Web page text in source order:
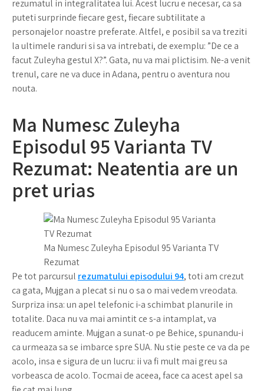
rezumatul in integralitatea lui. Acest lucru e necesar, ca sa
puteti surprinde fiecare gest, fiecare subtilitate a
personajelor noastre preferate. Altfel, e posibil sa va treziti
la ultimele randuri si sa va intrebati, de exemplu: ”De ce a
facut Zuleyha gestul X?”. Gata, nu va mai plictisim. Ne-a venit
trenul, care ne va duce in Adana, pentru o aventura nou
nouta.
Ma Numesc Zuleyha
Episodul 95 Varianta TV
Rezumat: Neatentia are un
pret urias
Ma Numesc Zuleyha Episodul 95 Varianta TV
Rezumat
Pe tot parcursul rezumatului episodului 94, toti am crezut
ca gata, Mujgan a plecat si nu o sa o mai vedem vreodata.
Surpriza insa: un apel telefonic i-a schimbat planurile in
totalite. Daca nu va mai amintit ce s-a intamplat, va
readucem aminte. Mujgan a sunat-o pe Behice, spunandu-i
ca urmeaza sa se imbarce spre SUA. Nu stie peste ce va da pe
acolo, insa e sigura de un lucru: ii va fi mult mai greu sa
vorbeasca de acolo. Tocmai de aceea, face ca acest apel sa